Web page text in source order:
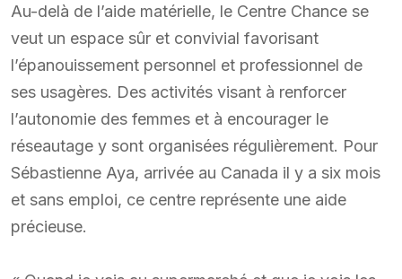
Au-delà de l’aide matérielle, le Centre Chance se
veut un espace sûr et convivial favorisant
l’épanouissement personnel et professionnel de
ses usagères. Des activités visant à renforcer
l’autonomie des femmes et à encourager le
réseautage y sont organisées régulièrement. Pour
Sébastienne Aya, arrivée au Canada il y a six mois
et sans emploi, ce centre représente une aide
précieuse.